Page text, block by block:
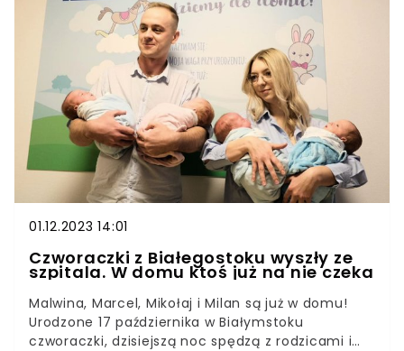
01.12.2023 14:01
Czworaczki z Białegostoku wyszły ze
szpitala. W domu ktoś już na nie czeka
Malwina, Marcel, Mikołaj i Milan są już w domu!
Urodzone 17 października w Białymstoku
czworaczki, dzisiejszą noc spędzą z rodzicami i